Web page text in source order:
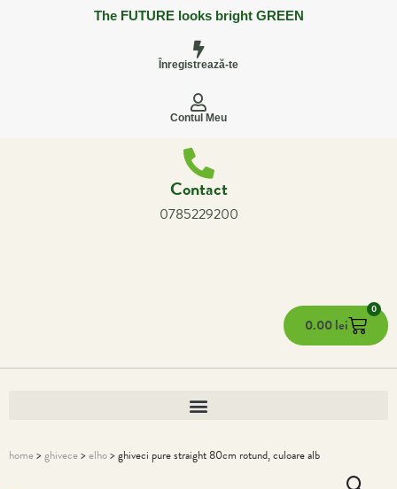
The FUTURE looks bright GREEN
Înregistrează-te
Contul Meu
Contact
0785229200
0.00lei
0
home>ghivece>elho> ghiveci pure straight 80cm rotund, culoare alb